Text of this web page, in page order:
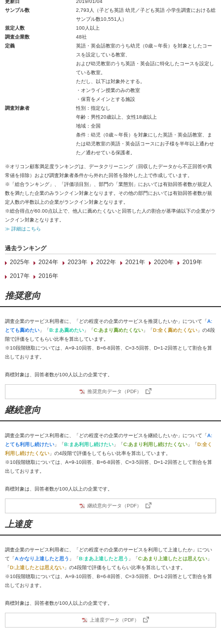
更新日
2019/01/04
サンプル数
2,793人（子ども英語 幼児／子ども英語 小学生調査における総
サンプル数10,551人）
規定人数
100人以上
調査企業数
48社
定義
英語・英会話教室のうち幼児（0歳～年長）を対象としたコー
スを設定している教室、
および幼児教室のうち英語・英会話に特化したコースを設定し
ている教室。
ただし、以下は対象外とする。
・オンライン授業のみの教室
・保育をメインとする施設
調査対象者
性別：指定なし
年齢：男性20歳以上、女性18歳以上
地域：全国
条件：幼児（0歳～年長）を対象にした英語・英会話教室、ま
たは幼児教室の英語・英会話コースにお子様を半年以上通わせ
た／通わせている保護者。
※オリコン顧客満足度ランキングは、データクリーニング（回収したデータから不正回答や異
常値を排除）および調査対象者条件から外れた回答を除外した上で作成しています。
※「総合ランキング」、「評価項目別」、部門の「業態別」においては有効回答者数が規定人
数を満たした企業のみランクイン対象となります。その他の部門においては有効回答者数が規
定人数の半数以上の企業がランクイン対象となります。
※総合得点が60.00点以上で、他人に薦めたくないと回答した人の割合が基準値以下の企業がラ
ンクイン対象となります。
≫ 詳細はこちら
過去ランキング
2025年
2024年 2023年 2022年 2021年 2020年
2019年
2017年
2016年
推奨意向
調査企業のサービス利用者に、「どの程度その企業のサービスを推奨したいか」について「A:
とても薦めたい 」「B:まあ薦めたい 」「C:あまり薦めたくない 」「D:全く薦めたくない 」の4段
階で評価をしてもらい比率を算出しています。
※10段階聴取については、A=9-10回答、B=6-8回答、C=3-5回答、D=1-2回答として割合を算
出しております。
商標対象は、回答者数が100人以上の企業です。
推奨意向データ（PDF）
継続意向
調査企業のサービス利用者に、「どの程度その企業のサービスを継続したいか」について「A:
とても利用し続けたい 」「B:まあ利用し続けたい 」「C:あまり利用し続けたくない 」「D:全く
利用し続けたくない 」の4段階で評価をしてもらい比率を算出しています。
※10段階聴取については、A=9-10回答、B=6-8回答、C=3-5回答、D=1-2回答として割合を算
出しております。
商標対象は、回答者数が100人以上の企業です。
継続意向データ（PDF）
上達度
調査企業のサービス利用者に、「どの程度その企業のサービスを利用して上達したか」につい
て「A:かなり上達したと思う 」「B:まあ上達したと思う 」「C:あまり上達したとは思えない 」
「D:上達したとは思えない 」の4段階で評価をしてもらい比率を算出しています。
※10段階聴取については、A=9-10回答、B=6-8回答、C=3-5回答、D=1-2回答として割合を算
出しております。
商標対象は、回答者数が100人以上の企業です。
上達度データ（PDF）